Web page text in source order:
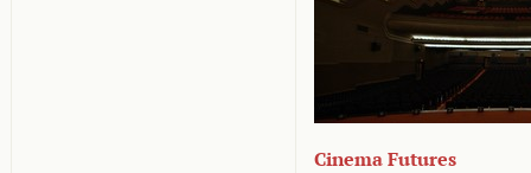
Cinema Futures